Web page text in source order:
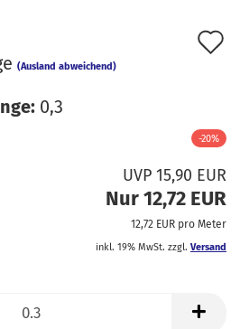
(Ausland abweichend)
0,3
-20%
UVP 15,90 EUR
Nur 12,72 EUR
12,72 EUR pro Meter
inkl. 19% MwSt. zzgl. Versand